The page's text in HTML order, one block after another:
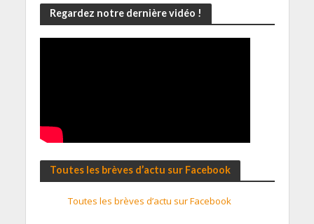
Regardez notre dernière vidéo !
Toutes les brèves d’actu sur Facebook
Toutes les brèves d’actu sur Facebook